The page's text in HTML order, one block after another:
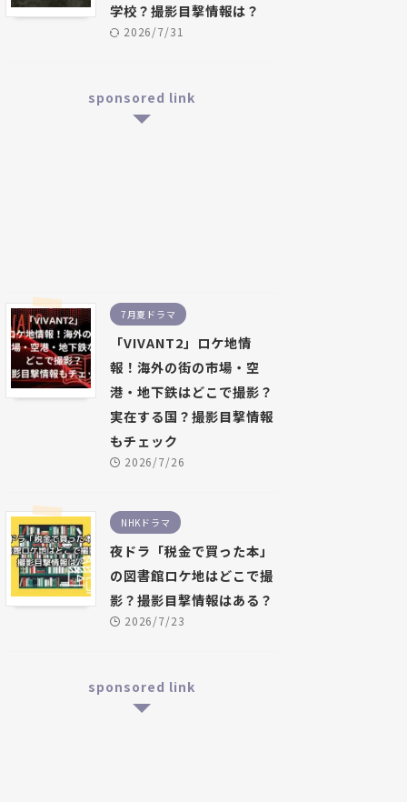
学校？撮影目撃情報は？
2026/7/31
sponsored link
7月夏ドラマ
「VIVANT2」ロケ地情
報！海外の街の市場・空
港・地下鉄はどこで撮影？
実在する国？撮影目撃情報
もチェック
2026/7/26
NHKドラマ
夜ドラ「税金で買った本」
の図書館ロケ地はどこで撮
影？撮影目撃情報はある？
2026/7/23
sponsored link